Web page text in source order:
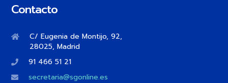
Contacto
C/ Eugenia de Montijo, 92,
28025, Madrid
91 466 51 21
secretaria@sgonline.es